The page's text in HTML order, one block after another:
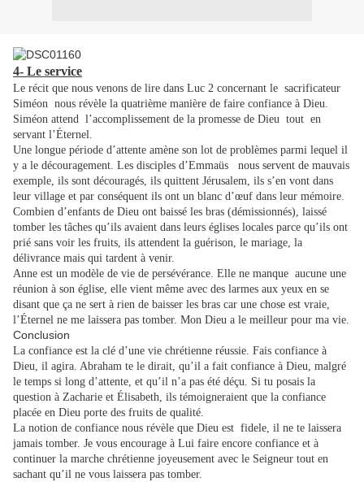
4- Le service
Le récit que nous venons de lire dans Luc 2 concernant le sacrificateur
Siméon nous révèle la quatrième manière de faire confiance à Dieu.
Siméon attend l’accomplissement de la promesse de Dieu tout en
servant l’Éternel.
Une longue période d’attente amène son lot de problèmes parmi lequel il
y a le découragement. Les disciples d’Emmaüs nous servent de mauvais
exemple, ils sont découragés, ils quittent Jérusalem, ils s’en vont dans
leur village et par conséquent ils ont un blanc d’œuf dans leur mémoire.
Combien d’enfants de Dieu ont baissé les bras (démissionnés), laissé
tomber les tâches qu’ils avaient dans leurs églises locales parce qu’ils ont
prié sans voir les fruits, ils attendent la guérison, le mariage, la
délivrance mais qui tardent à venir.
Anne est un modèle de vie de persévérance. Elle ne manque aucune une
réunion à son église, elle vient même avec des larmes aux yeux en se
disant que ça ne sert à rien de baisser les bras car une chose est vraie,
l’Éternel ne me laissera pas tomber. Mon Dieu a le meilleur pour ma vie.
Conclusion
La confiance est la clé d’une vie chrétienne réussie. Fais confiance à
Dieu, il agira. Abraham te le dirait, qu’il a fait confiance à Dieu, malgré
le temps si long d’attente, et qu’il n’a pas été déçu. Si tu posais la
question à Zacharie et Élisabeth, ils témoigneraient que la confiance
placée en Dieu porte des fruits de qualité.
La notion de confiance nous révèle que Dieu est fidele, il ne te laissera
jamais tomber. Je vous encourage à Lui faire encore confiance et à
continuer la marche chrétienne joyeusement avec le Seigneur tout en
sachant qu’il ne vous laissera pas tomber.